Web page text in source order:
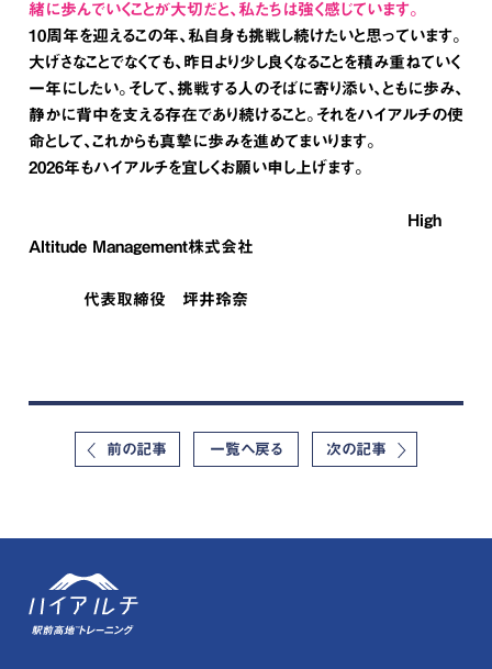
緒に歩んでいくことが大切だと、私たちは強く感じています。
10周年を迎えるこの年、私自身も挑戦し続けたいと思っています。
大げさなことでなくても、昨日より少し良くなることを積み重ねていく
一年にしたい。そして、挑戦する人のそばに寄り添い、ともに歩み、
静かに背中を支える存在であり続けること。それをハイアルチの使
命として、これからも真摯に歩みを進めてまいります。
2026年もハイアルチを宜しくお願い申し上げます。
High
Altitude Management株式会社
代表取締役 坪井玲奈
前の記事 一覧へ戻る 次の記事